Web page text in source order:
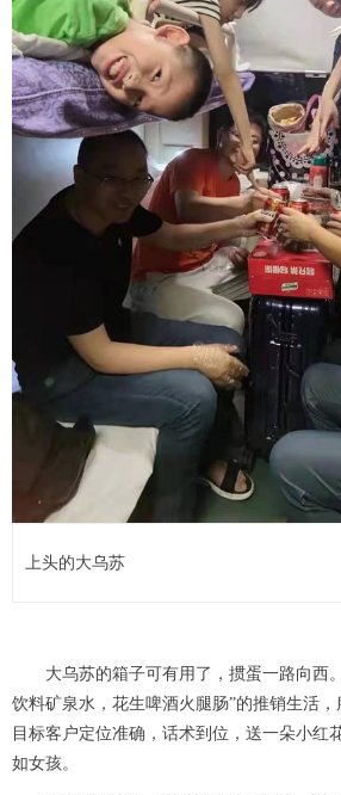
上头的大乌苏
大乌苏的箱子可有用了，掼蛋一路向西
饮料矿泉水，花生啤酒火腿肠”的推销生活，
目标客户定位准确，话术到位，送一朵小红
如女孩。